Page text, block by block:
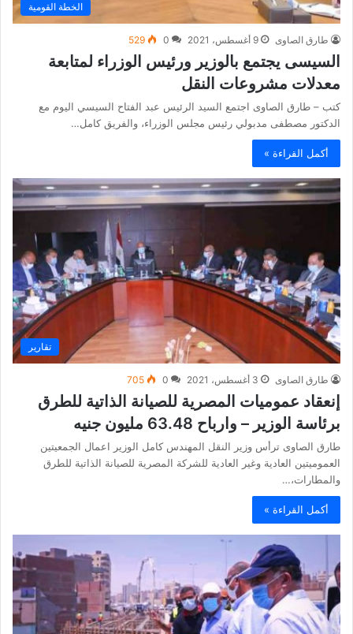
الخطة القومية
طارق الصاوى 9 أغسطس، 2021 0
529
السيسى يجتمع بالوزير ورئيس الوزراء لمتابعة
معدلات مشروعات النقل
كتب – طارق الصاوى اجتمع السيد الرئيس عبد الفتاح السيسي اليوم مع
الدكتور مصطفى مدبولي رئيس مجلس الوزراء، والفريق كامل…
أكمل القراءة »
تقارير
طارق الصاوى 3 أغسطس، 2021 0
705
إنعقاد عموميات المصرية للصيانة الذاتية للطرق
برئاسة الوزير – وارباح 63.48 مليون جنيه
طارق الصاوى ترأس وزير النقل المهندس كامل الوزير اعمال الجمعيتين
العموميتين العادية وغير العادية للشركة المصرية للصيانة الذاتية للطرق
والمطارات،…
أكمل القراءة »